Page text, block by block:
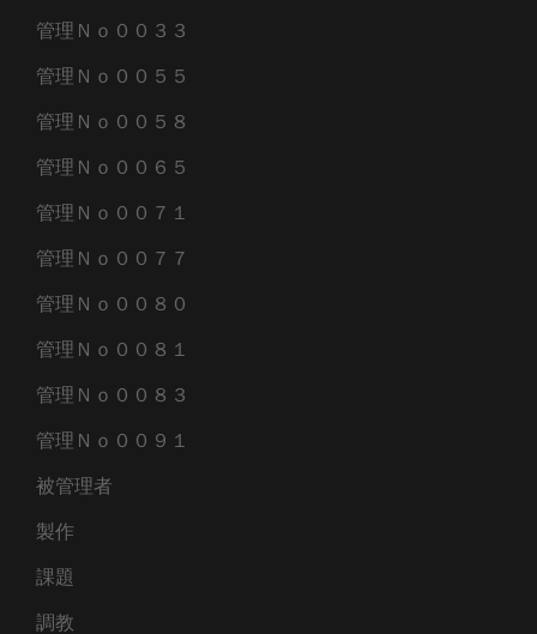
管理Ｎｏ００３３
管理Ｎｏ００５５
管理Ｎｏ００５８
管理Ｎｏ００６５
管理Ｎｏ００７１
管理Ｎｏ００７７
管理Ｎｏ００８０
管理Ｎｏ００８１
管理Ｎｏ００８３
管理Ｎｏ００９１
被管理者
製作
課題
調教